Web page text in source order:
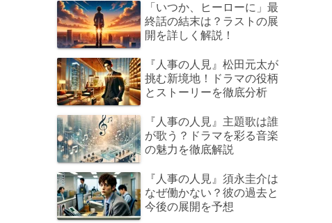
「いつか、ヒーローに」最
終話の結末は？ラストの展
開を詳しく解説！
『人事の人見』松田元太が
挑む新境地！ドラマの役柄
とストーリーを徹底分析
『人事の人見』主題歌は誰
が歌う？ドラマを彩る音楽
の魅力を徹底解説
『人事の人見』須永圭介は
なぜ働かない？彼の過去と
今後の展開を予想